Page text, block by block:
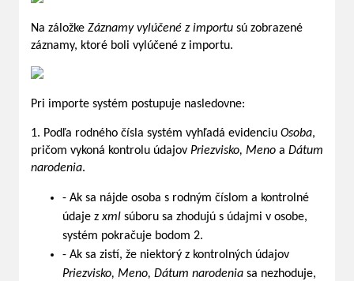
Na záložke Záznamy vylúčené z importu sú zobrazené
záznamy, ktoré boli vylúčené z importu.
Pri importe systém postupuje nasledovne:
1. Podľa rodného čísla systém vyhľadá evidenciu Osoba,
pričom vykoná kontrolu údajov Priezvisko, Meno a Dátum
narodenia.
- Ak sa nájde osoba s rodným číslom a kontrolné
údaje zxml súboru sa zhodujú s údajmi v osobe,
systém pokračuje bodom 2.
- Ak sa zistí, že niektorý z kontrolných údajov
Priezvisko, Meno, Dátum narodenia sa nezhoduje,